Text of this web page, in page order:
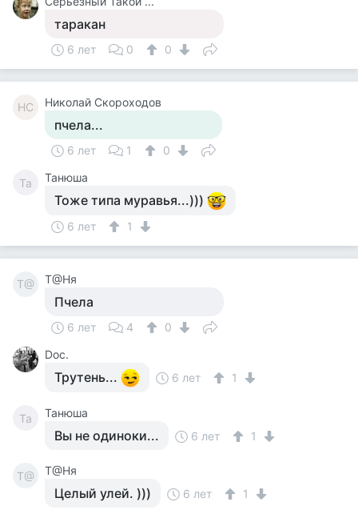
таракан
6 лет 0 0
НС Николай Скороходов
пчела...
6 лет 1 0
Та Танюша
Тоже типа муравья...)))
6 лет 1
Т@ Т@Ня
Пчела
6 лет 4
0
Doc.
Трутень... 6 лет 1
Та Танюша
Вы не одиноки... 6 лет 1
Т@ Т@Ня
Целый улей. ))) 6 лет 1